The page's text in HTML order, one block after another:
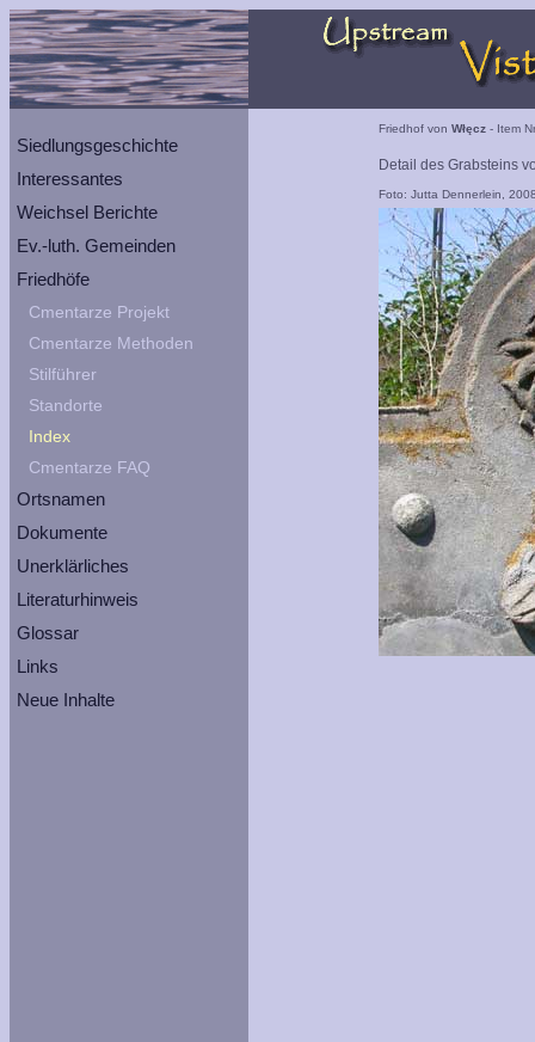
Siedlungsgeschichte
Interessantes
Weichsel Berichte
Ev.-luth. Gemeinden
Friedhöfe
Cmentarze Projekt
Cmentarze Methoden
Stilführer
Standorte
Index
Cmentarze FAQ
Ortsnamen
Dokumente
Unerklärliches
Literaturhinweis
Glossar
Links
Neue Inhalte
Friedhof von Włęcz - Item
Detail des Grabsteins
Foto: Jutta Dennerlein,